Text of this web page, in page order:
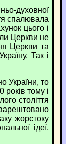
духовної
спалювала
цього і
Церкви не
Церкви та
Так і
України, то
тому і
століття
жорстоку
ідеї,